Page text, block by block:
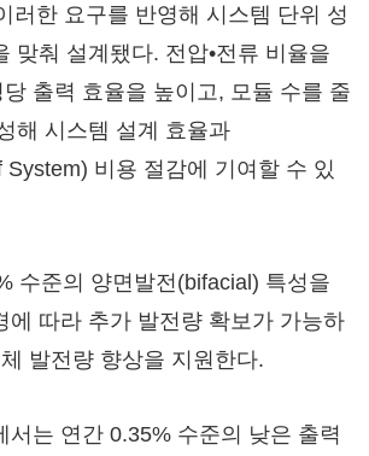
러한 요구를 반영해 시스템 단위 성
맞춰 설계됐다. 전압•전류 비율을
출력 효율을 높이고, 모듈 수를 줄
해 시스템 설계 효율과
System) 비용 절감에 기여할 수 있
수준의 양면발전(bifacial) 특성을
에 따라 추가 발전량 확보가 가능하
발전량 향상을 지원한다.
서는 연간 0.35% 수준의 낮은 출력